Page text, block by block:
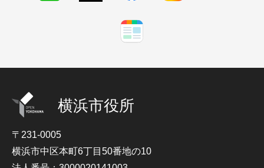
横浜市役所
〒231-0005
横浜市中区本町6丁目50番地の10